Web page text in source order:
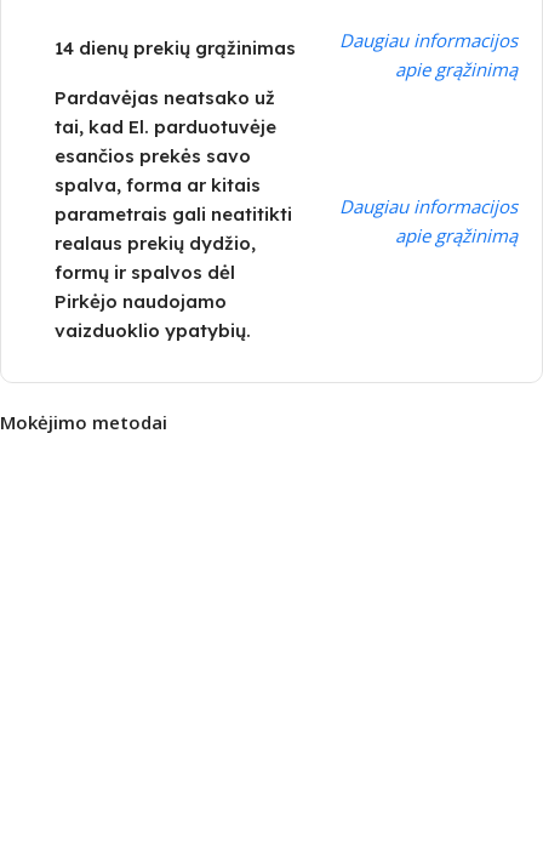
14 dienų prekių grąžinimas
Daugiau informacijos
apie grąžinimą
Pardavėjas neatsako už
tai, kad El. parduotuvėje
esančios prekės savo
spalva, forma ar kitais
parametrais gali neatitikti
realaus prekių dydžio,
formų ir spalvos dėl
Pirkėjo naudojamo
vaizduoklio ypatybių.
Daugiau informacijos
apie grąžinimą
Mokėjimo metodai